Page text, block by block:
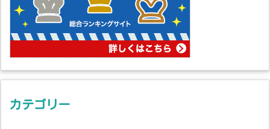
カテゴリー